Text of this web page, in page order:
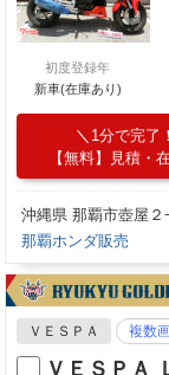
初度登録年
新車(在庫あり)
1分で完了！
【無料】見積・
沖縄県 那覇市壺屋２
那覇ホンダ販売
ＶＥＳＰＡ 複数
ＶＥＳＰＡ